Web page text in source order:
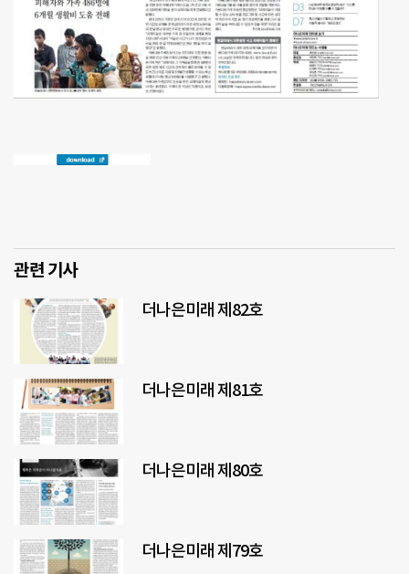
관련 기사
더나은미래 제82호
더나은미래 제81호
더나은미래 제80호
더나은미래 제79호